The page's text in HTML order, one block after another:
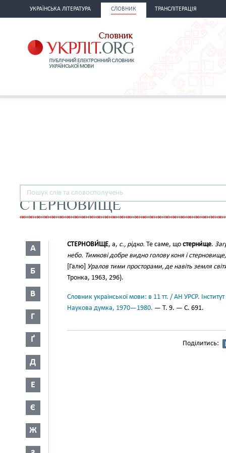
УКРАЇНСЬКА ЛІТЕРАТУРА СЛОВНИК ТРАНСЛІТЕРАЦІЯ
СТЕРНОВИЩЕ
А
Б
В
Г
Ґ
Д
Е
Є
Ж
СТЕРНОВИ́ЩЕ, а, с., рідко. Те саме, що стерни́ще.
небо. Тимкові добре видно голову коня і
[Галю] Уралов тими просторами, де навіть земля
Тронка, 1963, 296).
Словник української мови: в 11 тт. / АН УРСР.
Наукова думка, 1970—1980. — Т. 9. — С. 691.
Поділитись: